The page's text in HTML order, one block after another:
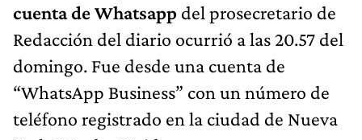
cuenta de Whatsapp del prosecretario de
Redacción del diario ocurrió a las 20.57 del
domingo. Fue desde una cuenta de
“WhatsApp Business” con un número de
teléfono registrado en la ciudad de Nueva